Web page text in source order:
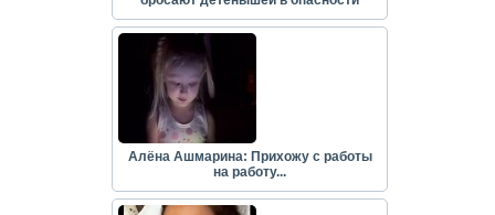
Алёна Ашмарина: Прихожу с работы
на работу...